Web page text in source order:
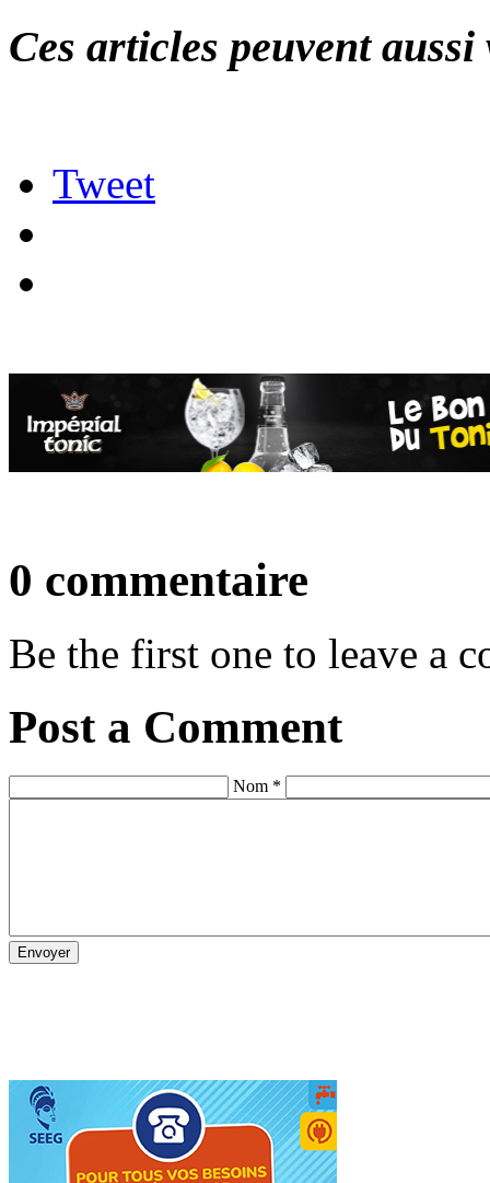
Ces articles peuvent
Tweet
0 commentaire
Be the first one to leave a
Post a Comment
Nom *